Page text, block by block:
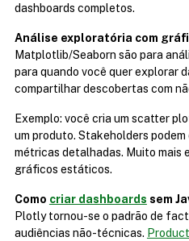
dashboards completos.
Análise exploratória com
Matplotlib/Seaborn são para
para quando você quer explorar
compartilhar descobertas com
Exemplo: você cria um scatter
um produto. Stakeholders
métricas detalhadas. Muito mais
gráficos estáticos.
Como criar dashboards sem
Plotly tornou-se o padrão de
audiências não-técnicas.